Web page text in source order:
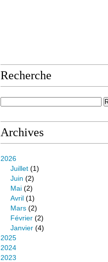
Recherche
Archives
2026
Juillet (1)
Juin (2)
Mai (2)
Avril (1)
Mars (2)
Février (2)
Janvier (4)
2025
2024
2023